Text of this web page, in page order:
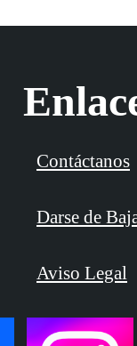
Contáctanos
Darse de
Aviso Legal